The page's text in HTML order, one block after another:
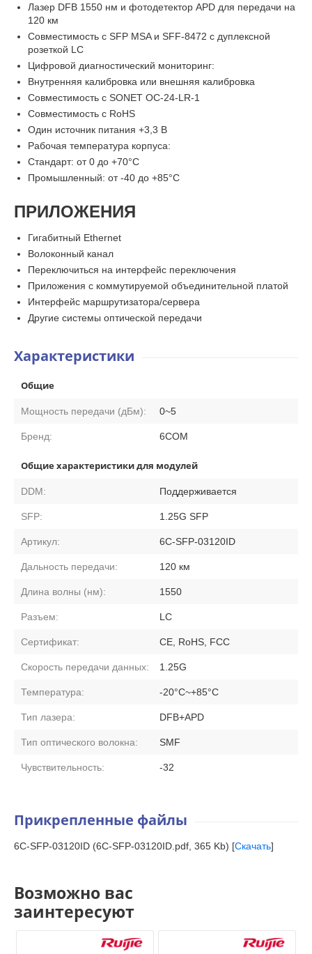
Лазер DFB 1550 нм и фотодетектор APD для передачи на
120 км
Совместимость с SFP MSA и SFF-8472 с дуплексной
розеткой LC
Цифровой диагностический мониторинг:
Внутренняя калибровка или внешняя калибровка
Совместимость с SONET OC-24-LR-1
Совместимость с RoHS
Один источник питания +3,3 В
Рабочая температура корпуса:
Стандарт: от 0 до +70°C
Промышленный: от -40 до +85°C
ПРИЛОЖЕНИЯ
Гигабитный Ethernet
Волоконный канал
Переключиться на интерфейс переключения
Приложения с коммутируемой объединительной платой
Интерфейс маршрутизатора/сервера
Другие системы оптической передачи
Характеристики
Общие
Мощность передачи (дБм): 0~5
Бренд: 6COM
Общие характеристики для модулей
DDM: Поддерживается
SFP: 1.25G SFP
Артикул: 6C-SFP-03120ID
Дальность передачи: 120 км
Длина волны (нм): 1550
Разъем: LC
Сертификат: CE, RoHS, FCC
Скорость передачи данных: 1.25G
Температура: -20°C~+85°C
Тип лазера: DFB+APD
Тип оптического волокна: SMF
Чувствительность: -32
Прикрепленные файлы
6C-SFP-03120ID (6C-SFP-03120ID.pdf, 365 Kb) [Скачать]
Возможно вас
заинтересуют